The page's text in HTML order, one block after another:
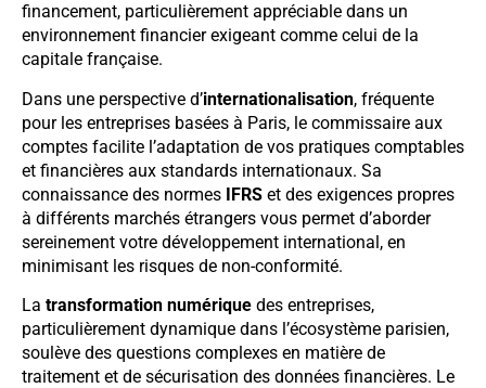
financement, particulièrement appréciable dans un
environnement financier exigeant comme celui de la
capitale française.
Dans une perspective d’internationalisation, fréquente
pour les entreprises basées à Paris, le commissaire aux
comptes facilite l’adaptation de vos pratiques comptables
et financières aux standards internationaux. Sa
connaissance des normes IFRS et des exigences propres
à différents marchés étrangers vous permet d’aborder
sereinement votre développement international, en
minimisant les risques de non-conformité.
La transformation numérique des entreprises,
particulièrement dynamique dans l’écosystème parisien,
soulève des questions complexes en matière de
traitement et de sécurisation des données financières. Le